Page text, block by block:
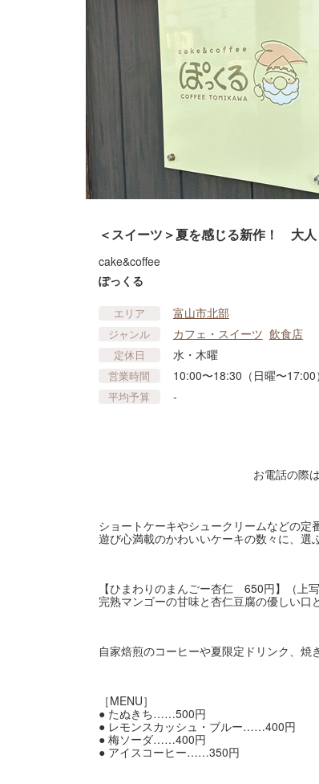
＜スイーツ＞夏を感じる新作！ 大
cake&coffee
ぽっくる
エリア 富山市北部
ジャンル カフェ・スイーツ 飲食店
定休日 水・木曜
営業時間 10:00〜18:30（日曜〜17:00）
平均予算 -
お電話の際
ショートケーキやシュークリームなどの定
遊び心満載のかわいいケーキの数々に、選
【ひまわりのまんごー杏仁 650円】（上写
完熟マンゴーの甘味と杏仁豆腐の優しい
自家焙煎のコーヒーや夏限定ドリンク、
［MENU］
● たぬきち……500円
● レモンスカッシュ・ブルー……400円
● 梅ソーダ……400円
● アイスコーヒー……350円